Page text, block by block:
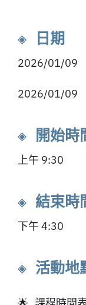
◈ 日期
2026/01/09
2026/01/09
◈ 開始時
上午 9:30
◈ 結束時
下午 4:30
◈ 活動地